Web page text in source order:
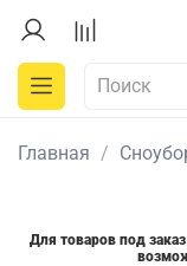
Главная
Для товаров под